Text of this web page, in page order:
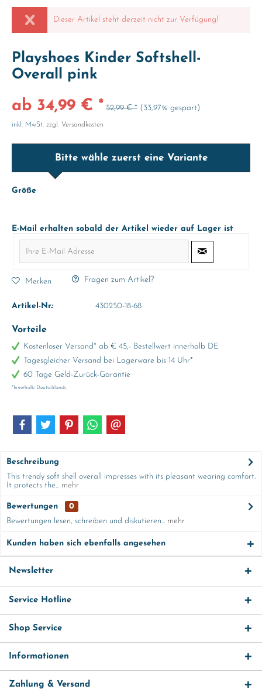
Dieser Artikel steht derzeit nicht zur Verfügung!
Playshoes Kinder Softshell-
Overall pink
ab 34,99 € * 52,99 € * (33,97% gespart)
inkl. MwSt. zzgl. Versandkosten
Bitte wähle zuerst eine Variante
Größe
E-Mail erhalten sobald der Artikel wieder auf Lager ist
Merken Fragen zum Artikel?
Artikel-Nr.: 430250-18-68
Vorteile
Kostenloser Versand* ab € 45,- Bestellwert innerhalb DE
Tagesgleicher Versand bei Lagerware bis 14 Uhr*
60 Tage Geld-Zurück-Garantie
*Innerhalb Deutschlands
Beschreibung
This trendy soft shell overall impresses with its pleasant wearing comfort.
It protects the... mehr
Bewertungen
0
Bewertungen lesen, schreiben und diskutieren... mehr
Kunden haben sich ebenfalls angesehen
Newsletter
Service Hotline
Shop Service
Informationen
Zahlung & Versand